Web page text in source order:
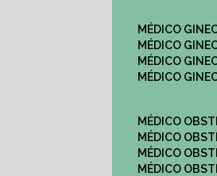
MÉDICO
MÉDICO
MÉDICO
MÉDICO
MÉDICO
MÉDICO
MÉDICO
MÉDICO